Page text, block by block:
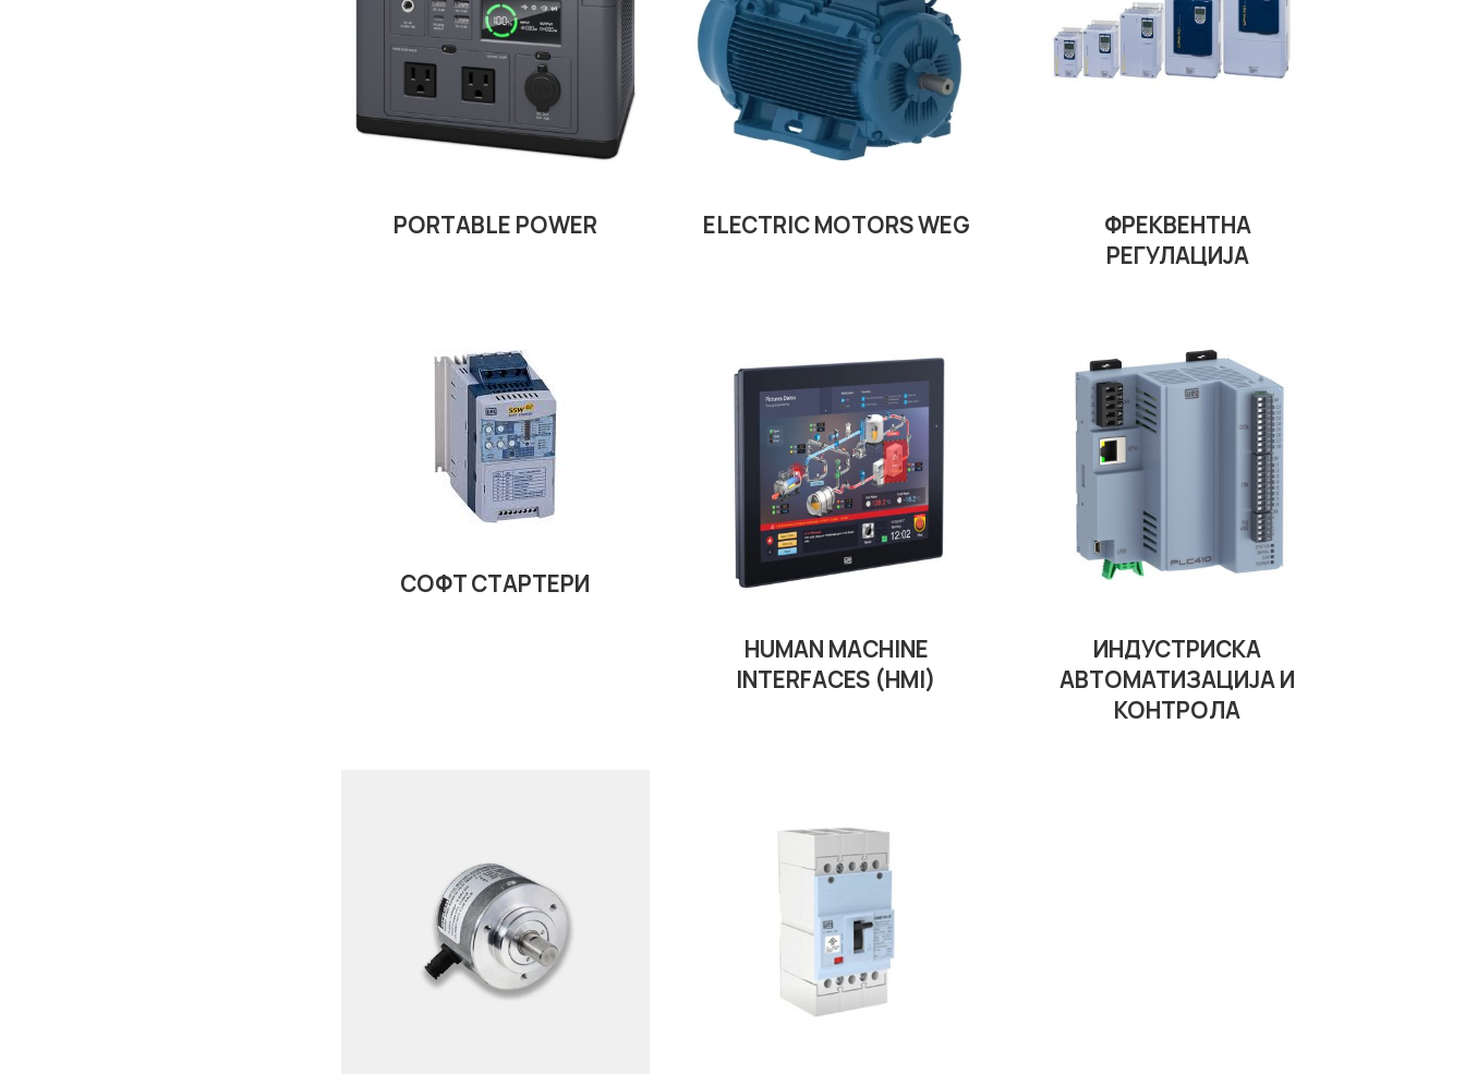
PORTABLE POWER ELECTRIC MOTORS WEG
ФРЕКВЕНТНА
РЕГУЛАЦИJА
СОФТ СТАРТЕРИ
HUMAN MACHINE
INTERFACES (HMI)
ИНДУСТРИСКА
АВТОМАТИЗАЦИЈА И
КОНТРОЛА